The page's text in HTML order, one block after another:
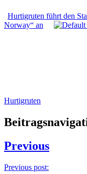
Hurtigruten führt den
Norway“ an
Hurtigruten
Previous
Previous post: